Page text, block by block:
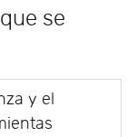
se
y el